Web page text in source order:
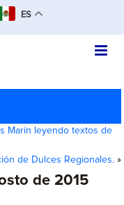
ES
Marín leyendo textos de
de Dulces Regionales.»
de 2015